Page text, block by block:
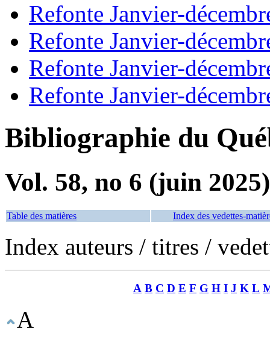
Refonte Janvier-
Refonte Janvier-
Refonte Janvier-
Refonte Janvier-
Bibliographie du
Vol. 58, no 6 (juin 2025)
Table des matières Index des vedettes-
Index auteurs / titres /
A B C D E F G H I J K L
A